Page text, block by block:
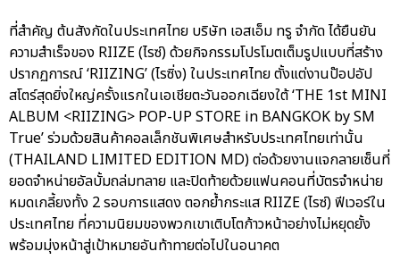
ที่สำคัญ ต้นสังกัดในประเทศไทย บริษัท เอสเอ็ม ทรู จำกัด ได้ยืนยัน
ความสำเร็จของ RIIZE (ไรซ์) ด้วยกิจกรรมโปรโมตเต็มรูปแบบที่สร้าง
ปรากฏการณ์ ‘RIIZING’ (ไรซิ่ง) ในประเทศไทย ตั้งแต่งานป๊อปอัป
สโตร์สุดยิ่งใหญ่ครั้งแรกในเอเชียตะวันออกเฉียงใต้ ‘THE 1st MINI
ALBUM <RIIZING> POP-UP STORE in BANGKOK by SM
True’ ร่วมด้วยสินค้าคอลเล็กชันพิเศษสำหรับประเทศไทยเท่านั้น
(THAILAND LIMITED EDITION MD) ต่อด้วยงานแจกลายเซ็นที่
ยอดจำหน่ายอัลบั้มถล่มทลาย และปิดท้ายด้วยแฟนคอนที่บัตรจำหน่าย
หมดเกลี้ยงทั้ง 2 รอบการแสดง ตอกย้ำกระแส RIIZE (ไรซ์) ฟีเวอร์ใน
ประเทศไทย ที่ความนิยมของพวกเขาเติบโตก้าวหน้าอย่างไม่หยุดยั้ง
พร้อมมุ่งหน้าสู่เป้าหมายอันท้าทายต่อไปในอนาคต